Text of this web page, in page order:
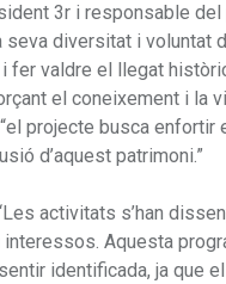
3r i responsable
diversitat i voluntat
fer valdre el llegat
el coneixement i la
projecte busca
d’aquest patrimoni.”
activitats s’han
Aquesta
identificada, ja que